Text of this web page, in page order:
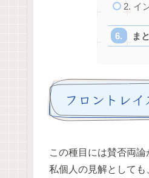
2. イ
ま
フロントレ
この種目には賛否両
私個人の見解として